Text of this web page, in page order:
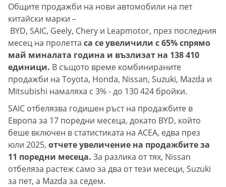
Общите продажби на нови автомобили на пет
китайски марки –
BYD, SAIC, Geely, Chery и Leapmotor, през последния
месец на пролетта са се увеличили с 65% спрямо
май миналата година и възлизат на 138 410
единици. В същото време комбинираните
продажби на Toyota, Honda, Nissan, Suzuki, Mazda и
Mitsubishi намаляха с 3% - до 130 424 бройки.
SAIC отбелязва годишен ръст на продажбите в
Европа за 17 поредни месеца, докато BYD, който
беше включен в статистиката на ACEA, едва през
юли 2025, отчете увеличение на продажбите за
11 поредни месеца. За разлика от тях, Nissan
отбеляза растеж само за два от тези месеци, Suzuki
за пет, а Mazda за седем.